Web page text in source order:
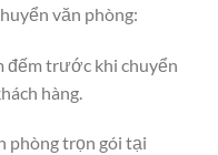
văn phòng:
đếm trước khi chuyển
hàng.
phòng trọn gói tại